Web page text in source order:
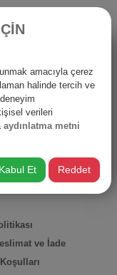
ve İade
amacıyla çerez
halinde tercih ve
verileri
aydınlatma metni
Kabul Et Reddet